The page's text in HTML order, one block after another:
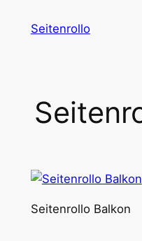
InhaltSeitenrollo
Seitenrollo Balkon